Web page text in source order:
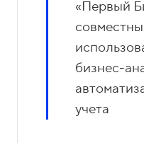
«Первый
бизнес-
учета